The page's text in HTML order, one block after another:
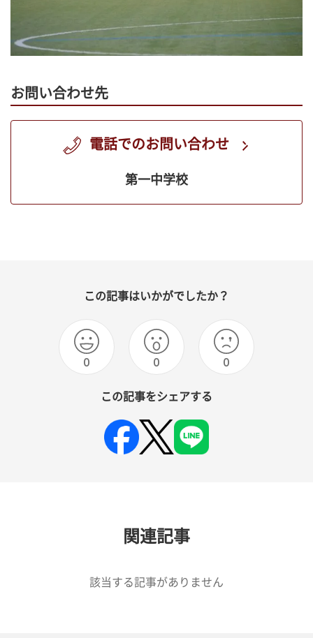
お問い合わせ先
電話でのお問い合わせ
第一中学校
この記事はいかがでしたか？
0 0 0
この記事をシェアする
関連記事
該当する記事がありません